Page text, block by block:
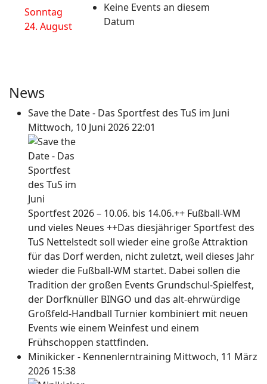
Sonntag
24. August
Keine Events an diesem
Datum
News
Save the Date - Das Sportfest des TuS im Juni
Mittwoch, 10 Juni 2026 22:01
Sportfest 2026 – 10.06. bis 14.06.++ Fußball-WM
und vieles Neues ++Das diesjähriger Sportfest des
TuS Nettelstedt soll wieder eine große Attraktion
für das Dorf werden, nicht zuletzt, weil dieses Jahr
wieder die Fußball-WM startet. Dabei sollen die
Tradition der großen Events Grundschul-Spielfest,
der Dorfknüller BINGO und das alt-ehrwürdige
Großfeld-Handball Turnier kombiniert mit neuen
Events wie einem Weinfest und einem
Frühschoppen stattfinden.
Minikicker - Kennenlerntraining Mittwoch, 11 März
2026 15:38